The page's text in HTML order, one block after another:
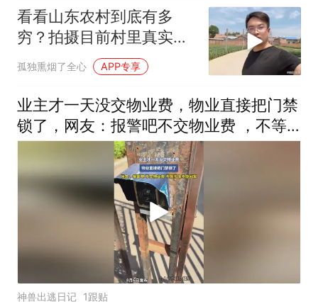
看看山东农村到底有多
穷？拍摄目前村里真实现
状，颠覆大家的认知
孤独熏烟了全心 APP专享
业主才一天没交物业费，物业直接把门禁
锁了，网友：报警吧不交物业费 ，不等
于你不能回家！！！！
神兽出逃日记 1跟贴